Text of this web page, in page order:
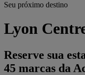
Seu próximo destino
Lyon
Reserve sua
45 marcas da